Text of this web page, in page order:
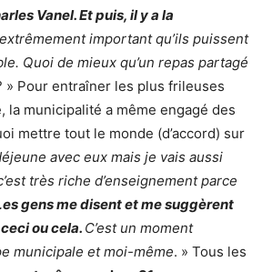
Vanel. Et puis, il y a la
extrêmement important qu’ils puissent
Quoi de mieux qu’un repas partagé
» Pour entraîner les plus frileuses
la municipalité a même engagé des
mettre tout le monde (d’accord) sur
avec eux mais je vais aussi
très riche d’enseignement parce
gens me disent et me suggèrent
ou cela. C’est un moment
municipale et moi-même. » Tous les